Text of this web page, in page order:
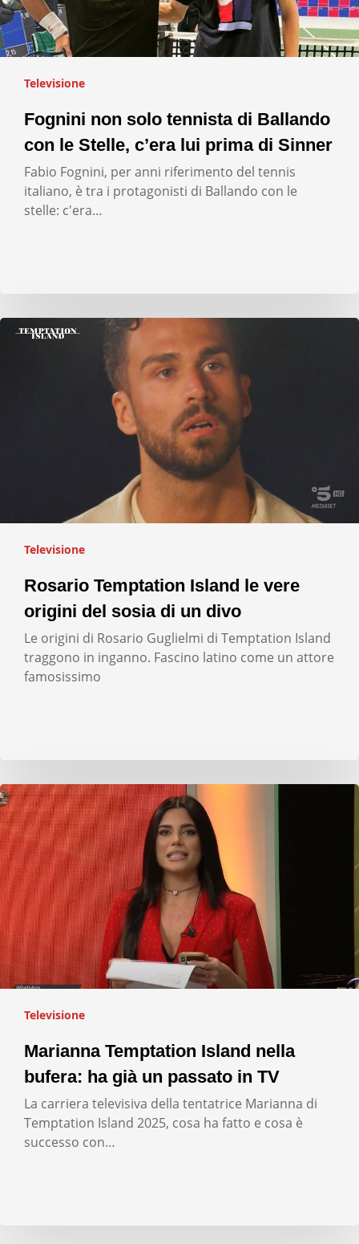
Televisione
Fognini non solo tennista di Ballando
con le Stelle, c’era lui prima di Sinner
Fabio Fognini, per anni riferimento del tennis
italiano, è tra i protagonisti di Ballando con le
stelle: c'era…
Televisione
Rosario Temptation Island le vere
origini del sosia di un divo
Le origini di Rosario Guglielmi di Temptation Island
traggono in inganno. Fascino latino come un attore
famosissimo
Televisione
Marianna Temptation Island nella
bufera: ha già un passato in TV
La carriera televisiva della tentatrice Marianna di
Temptation Island 2025, cosa ha fatto e cosa è
successo con…